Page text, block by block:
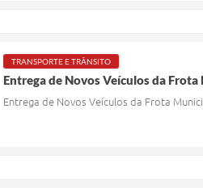
TRANSPORTE E TRÂNSITO
Entrega de Novos Veículos da
Entrega de Novos Veículos da Frota